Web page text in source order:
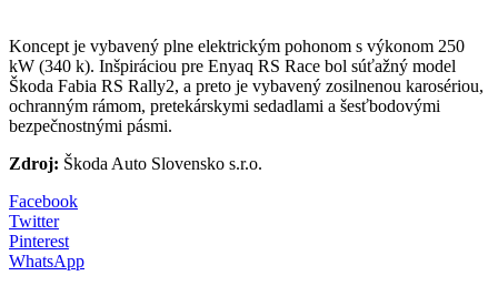
Koncept je vybavený plne elektrickým pohonom s výkonom 250
kW (340 k). Inšpiráciou pre Enyaq RS Race bol súťažný model
Škoda Fabia RS Rally2, a preto je vybavený zosilnenou karosériou,
ochranným rámom, pretekárskymi sedadlami a šesťbodovými
bezpečnostnými pásmi.
Zdroj: Škoda Auto Slovensko s.r.o.
Facebook
Twitter
Pinterest
WhatsApp